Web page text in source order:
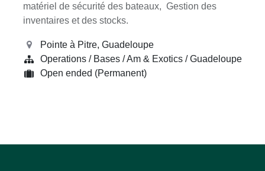
matériel de sécurité des bateaux, Gestion des
inventaires et des stocks.
Pointe à Pitre, Guadeloupe
Operations / Bases / Am & Exotics / Guadeloupe
Open ended (Permanent)